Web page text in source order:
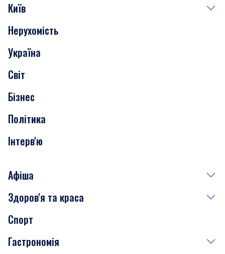
Київ
Події
Скандали
Нерухомість
Транспорт
Нерухомість
Україна
Світ
Бізнес
Політика
Інтерв'ю
Афіша
Сьогодні
Завтра
Субота
Здоров'я та краса
Медицина
Краса
Спорт
Гастрономія